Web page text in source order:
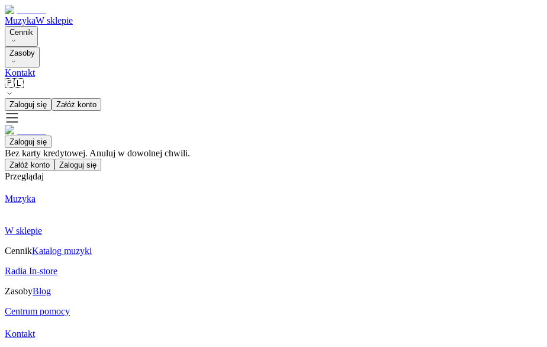
MuzykaW sklepie
Cennik
Zasoby
Kontakt
🇵🇱
Zaloguj się Załóż konto
Zaloguj się
Bez karty kredytowej. Anuluj w dowolnej chwili.
Załóż konto Zaloguj się
Przeglądaj
Muzyka
W sklepie
CennikKatalog muzyki
Radia In-store
ZasobyBlog
Centrum pomocy
Kontakt